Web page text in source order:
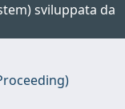
sviluppata da